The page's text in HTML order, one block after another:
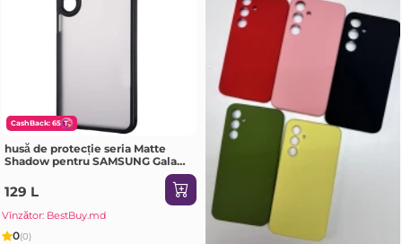
CashBack: 65
husă de protecție seria Matte
Shadow pentru SAMSUNG Galaxy
129 L
Vînzător: BestBuy.md
0(0)